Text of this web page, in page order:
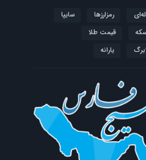
رمزارزها
سایپا
قیمت طلا
یارانه